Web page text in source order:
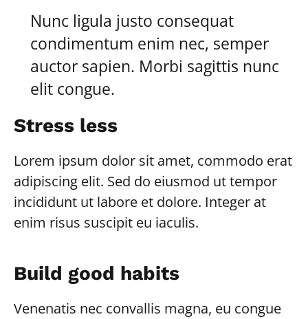
Nunc ligula justo consequat
condimentum enim nec, semper
auctor sapien. Morbi sagittis nunc
elit congue.
Stress less
Lorem ipsum dolor sit amet, commodo erat
adipiscing elit. Sed do eiusmod ut tempor
incididunt ut labore et dolore. Integer at
enim risus suscipit eu iaculis.
Build good habits
Venenatis nec convallis magna, eu congue